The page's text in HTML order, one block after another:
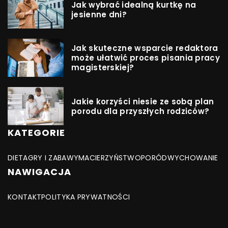
Jak wybrać idealną kurtkę na
jesienne dni?
Jak skuteczne wsparcie redaktora
może ułatwić proces pisania pracy
magisterskiej?
Jakie korzyści niesie ze sobą plan
porodu dla przyszłych rodziców?
KATEGORIE
DIETAGRY I ZABAWYMACIERZYŃSTWOPORÓDWYCHOWANIE
NAWIGACJA
KONTAKTPOLITYKA PRYWATNOŚCI